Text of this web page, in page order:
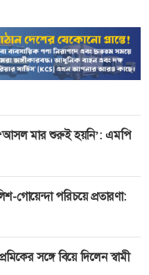
মার শুরুই হয়নি’: এমপি
গোয়েন্দা পরিচয়ে প্রতারণা:
সঙ্গে বিয়ে দিলেন স্বামী